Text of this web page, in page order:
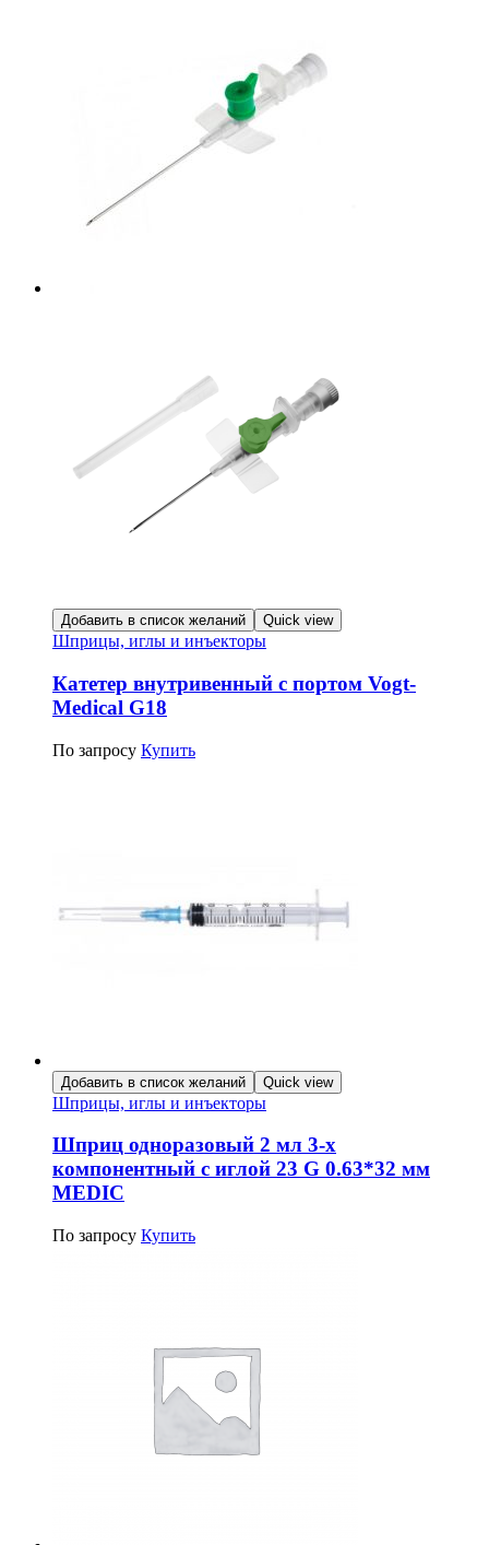
Добавить в список желаний Quick view
Шприцы, иглы и инъекторы
Катетер внутривенный с портом Vogt-
Medical G18
По запросу Купить
Добавить в список желаний Quick view
Шприцы, иглы и инъекторы
Шприц одноразовый 2 мл 3-х
компонентный с иглой 23 G 0.63*32 мм
MEDIC
По запросу Купить